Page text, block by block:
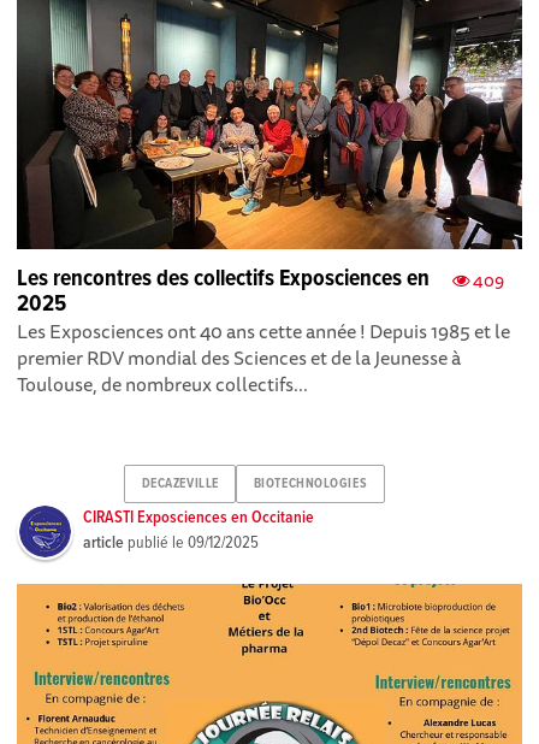
409
Les rencontres des collectifs Exposciences en
2025
Les Exposciences ont 40 ans cette année ! Depuis 1985 et le
premier RDV mondial des Sciences et de la Jeunesse à
Toulouse, de nombreux collectifs...
DECAZEVILLE BIOTECHNOLOGIES
CIRASTI Exposciences en Occitanie
article publié le09/12/2025